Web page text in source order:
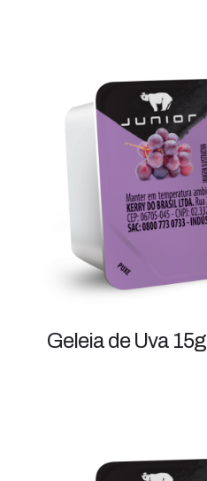
Geleia de Uva 15g